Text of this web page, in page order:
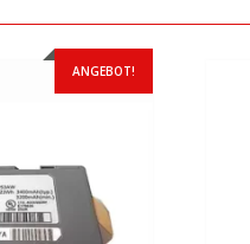
ANGEBOT!